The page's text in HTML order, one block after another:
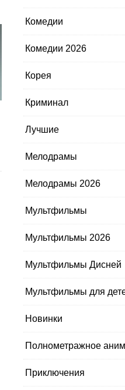
Комедии
Комедии 2026
Корея
Криминал
Лучшие
Мелодрамы
Мелодрамы 2026
Мультфильмы
Мультфильмы 2026
Мультфильмы Дисней
Мультфильмы для
Новинки
Полнометражное
Приключения